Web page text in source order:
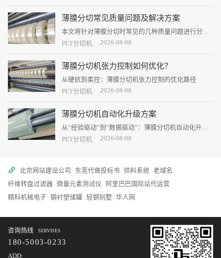
户满意度。
薄膜分切常见质量问题及解决方案
本文将针对薄膜分切时常见的几种质量问题进行分
析，并提出相应的解决措施。
PET分切机 2026-08-08
薄膜分切机张力控制如何优化？
从硬抗到柔控：薄膜分切机张力控制的优化路径
PET分切机
2026-08-08
薄膜分切机自动化升级方案
从“经验驱动”到“数据驱动”：薄膜分切机自动化升级
的路径与价值
PET分切机 2026-08-08
北京网站建设公司 东莞代做投标书 供料系统
老域名
纤维转盘过滤器 微量元素测试仪
阿里巴巴国际站代运营
精科机械电子 钢衬塑储罐 轻钢别墅 华人网
咨询热线 SERVISES
180-5003-0233
ADD: